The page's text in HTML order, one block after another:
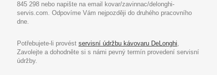
845 298 nebo napište na email kovar/zavinnac/delonghi-
servis.com. Odpovíme Vám nejpozději do druhého pracovního
dne.
Potřebujete-li provést servisní údržbu kávovaru DeLonghi,
Zavolejte a dohodněte si s námi pevný termín provedení servisní
údržby.